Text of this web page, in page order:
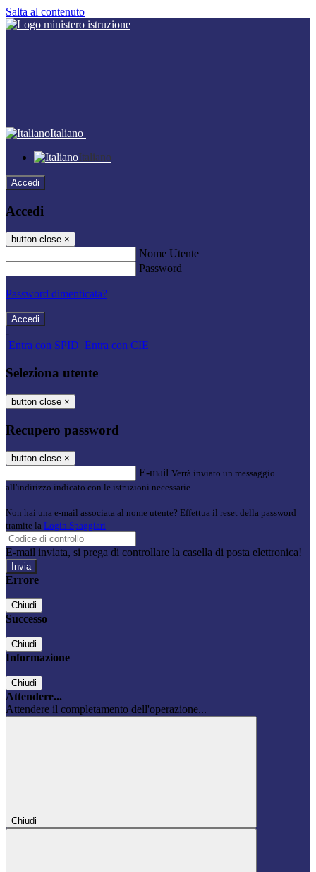
Salta al contenuto
Italiano
Italiano
Accedi
Accedi
button close ×
Nome Utente
Password
Password dimenticata?
-
Entra con SPID Entra con CIE
Seleziona utente
button close ×
Recupero password
button close ×
E-mail Verrà inviato un messaggio
all'indirizzo indicato con le istruzioni necessarie.
Non hai una e-mail associata al nome utente? Effettua il reset della password
tramite la Login Spaggiari
E-mail inviata, si prega di controllare la casella di posta elettronica!
Errore
Chiudi
Successo
Chiudi
Informazione
Chiudi
Attendere...
Attendere il completamento dell'operazione...
Chiudi